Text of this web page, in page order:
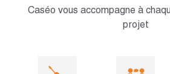
Caséo vous accompagne à
projet